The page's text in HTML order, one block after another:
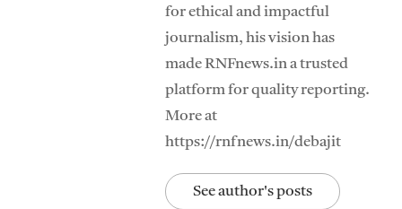
for ethical and impactful
journalism, his vision has
made RNFnews.in a trusted
platform for quality reporting.
More at
https://rnfnews.in/debajit
See author's posts